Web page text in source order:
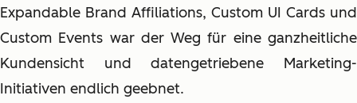
Expandable Brand Affiliations, Custom UI Cards und
Custom Events war der Weg für eine ganzheitliche
Kundensicht und datengetriebene Marketing-
Initiativen endlich geebnet.